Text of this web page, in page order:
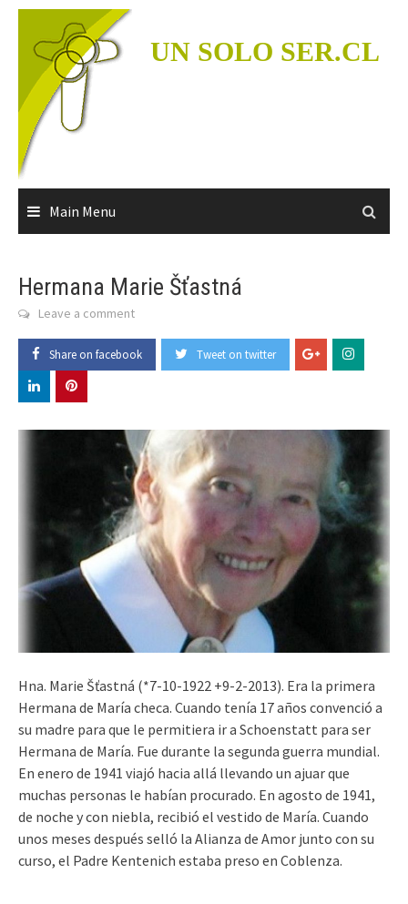
Skip
content
UN SOLO SER.CL
Main Menu
Hermana Marie Šťastná
Leave a comment
Share on facebook Tweet on twitter
Hna. Marie Šťastná (*7-10-1922 +9-2-2013). Era la primera
Hermana de María checa. Cuando tenía 17 años convenció a
su madre para que le permitiera ir a Schoenstatt para ser
Hermana de María. Fue durante la segunda guerra mundial.
En enero de 1941 viajó hacia allá llevando un ajuar que
muchas personas le habían procurado. En agosto de 1941,
de noche y con niebla, recibió el vestido de María. Cuando
unos meses después selló la Alianza de Amor junto con su
curso, el Padre Kentenich estaba preso en Coblenza.